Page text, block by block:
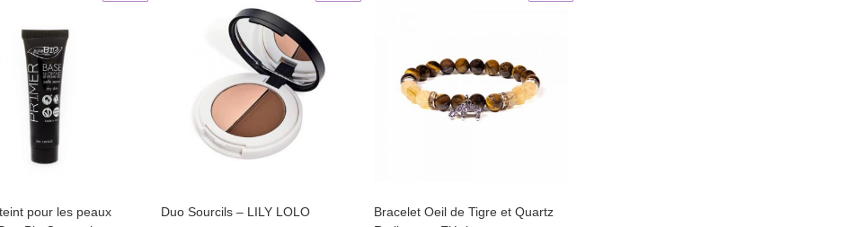
pour les peaux
Duo Sourcils – LILY LOLO
chosen
page
Bracelet Oeil de Tigre et Quartz